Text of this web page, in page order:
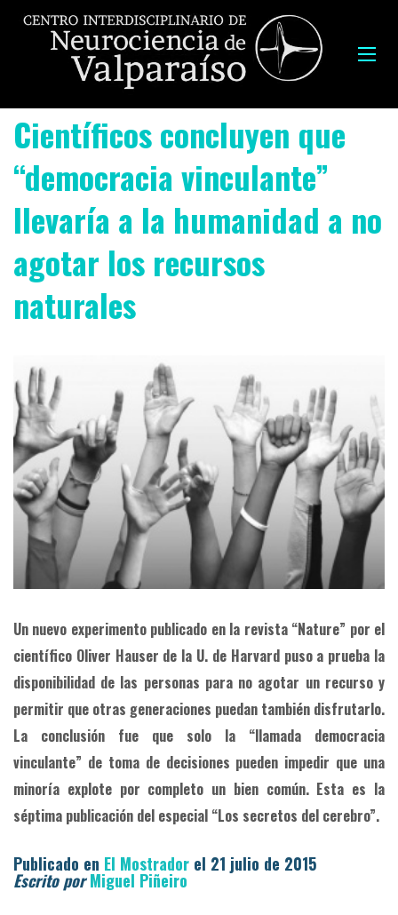
Científicos concluyen que
“democracia vinculante”
llevaría a la humanidad a no
agotar los recursos
naturales
Un nuevo experimento publicado en la revista “Nature” por el
científico Oliver Hauser de la U. de Harvard puso a prueba la
disponibilidad de las personas para no agotar un recurso y
permitir que otras generaciones puedan también disfrutarlo.
La conclusión fue que solo la “llamada democracia
vinculante” de toma de decisiones pueden impedir que una
minoría explote por completo un bien común. Esta es la
séptima publicación del especial “Los secretos del cerebro”.
Publicado en El Mostrador el 21 julio de 2015
Escrito por Miguel Piñeiro